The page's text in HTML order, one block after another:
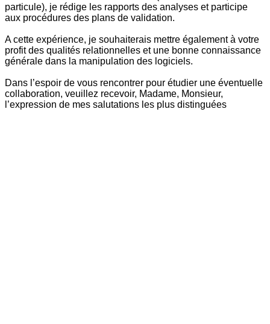
particule), je rédige les rapports des analyses et participe
aux procédures des plans de validation.
A cette expérience, je souhaiterais mettre également à votre
profit des qualités relationnelles et une bonne connaissance
générale dans la manipulation des logiciels.
Dans l’espoir de vous rencontrer pour étudier une éventuelle
collaboration, veuillez recevoir, Madame, Monsieur,
l’expression de mes salutations les plus distinguées